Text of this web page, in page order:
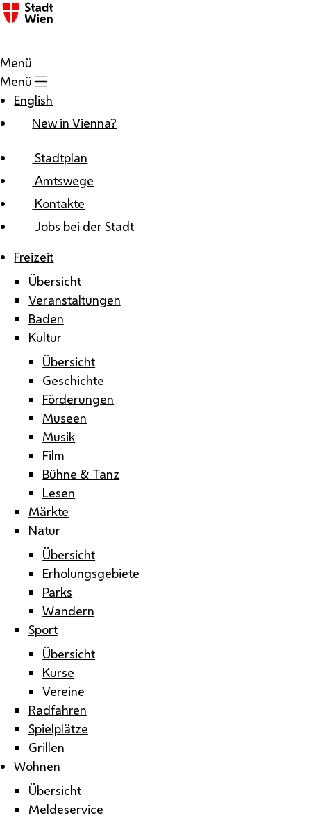
Zum Inhalt
Menü
Menü
English
New in Vienna?
Stadtplan
Amtswege
Kontakte
Jobs bei der Stadt
Freizeit
Übersicht
Veranstaltungen
Baden
Kultur
Übersicht
Geschichte
Förderungen
Museen
Musik
Film
Bühne & Tanz
Lesen
Märkte
Natur
Übersicht
Erholungsgebiete
Parks
Wandern
Sport
Übersicht
Kurse
Vereine
Radfahren
Spielplätze
Grillen
Wohnen
Übersicht
Meldeservice